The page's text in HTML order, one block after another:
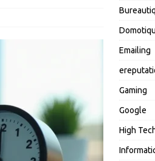
Emailing
Gaming
Google
High